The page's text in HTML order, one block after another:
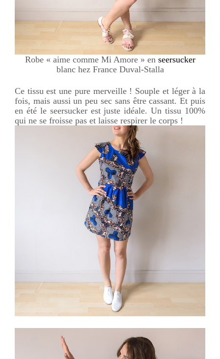
Robe « aime comme Mi Amore » en seersucker
blanc hez France Duval-Stalla
Ce tissu est une pure merveille ! Souple et léger à la
fois, mais aussi un peu sec sans être cassant. Et puis
en été le seersucker est juste idéale. Un tissu 100%
qui ne se froisse pas et laisse respirer le corps !